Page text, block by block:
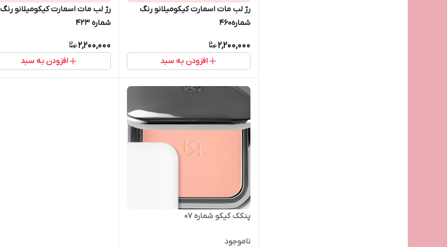
رژ لب مات اسمارت کیکومیلانو رنگ
شماره460
2,200,000
افزودن به سبد
رژ لب مات اسمارت کیکومیلانو رنگ
شماره 423
2,200,000
افزودن به سبد
پنکک کیکو شماره 07
ناموجود